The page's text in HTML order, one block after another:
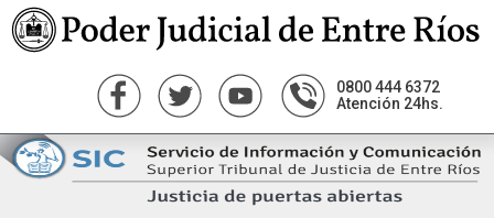
0800 444 6372
Atención 24hs.